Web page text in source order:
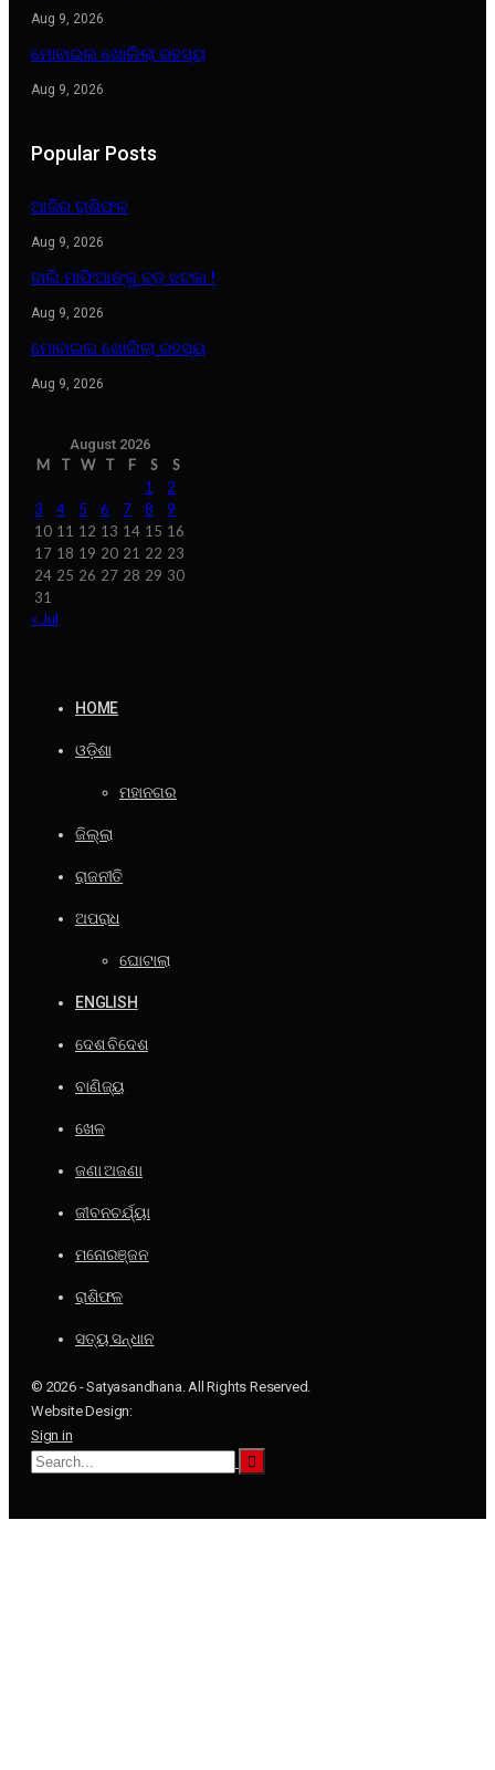
Aug 9, 2026
ମୋବାଇଲ ଖୋଲିଲା ରହସ୍ୟ
Aug 9, 2026
Popular Posts
ଆଜିର ରାଶିଫଳ
Aug 9, 2026
ବାଲି ମାଫିଆଙ୍କୁ ବଡ଼ ଝଟକା !
Aug 9, 2026
ମୋବାଇଲ ଖୋଲିଲା ରହସ୍ୟ
Aug 9, 2026
August 2026
M T W T F S
S
1
2
3
4 5 6 7 8
9
10 11 12 13 14 15 16
17 18 19 20 21 22 23
24 25 26 27 28 29 30
31
« Jul
HOME
ଓଡ଼ିଶା
ମହାନଗର
ଜିଲ୍ଲା
ରାଜନୀତି
ଅପରାଧ
ଘୋଟାଲା
ENGLISH
ଦେଶ ବିଦେଶ
ବାଣିଜ୍ୟ
ଖେଳ
ଜଣା ଅଜଣା
ଜୀବନଚର୍ଯ୍ୟା
ମନୋରଞ୍ଜନ
ରାଶିଫଳ
ସତ୍ୟ ସନ୍ଧାନ
© 2026 - Satyasandhana. All Rights Reserved.
Website Design:
Sign in